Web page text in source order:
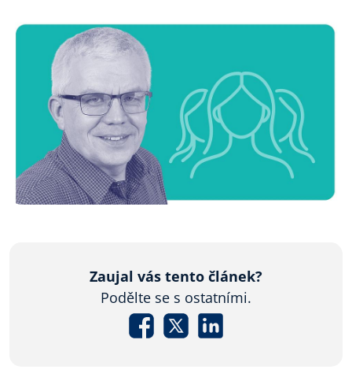
Zaujal vás tento článek?
Podělte se s ostatními.